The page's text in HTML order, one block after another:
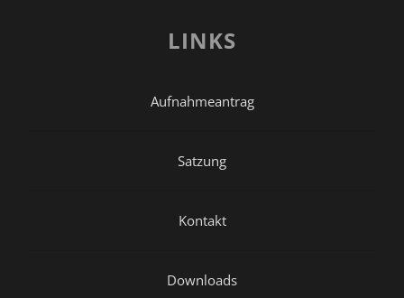
LINKS
Aufnahmeantrag
Satzung
Kontakt
Downloads